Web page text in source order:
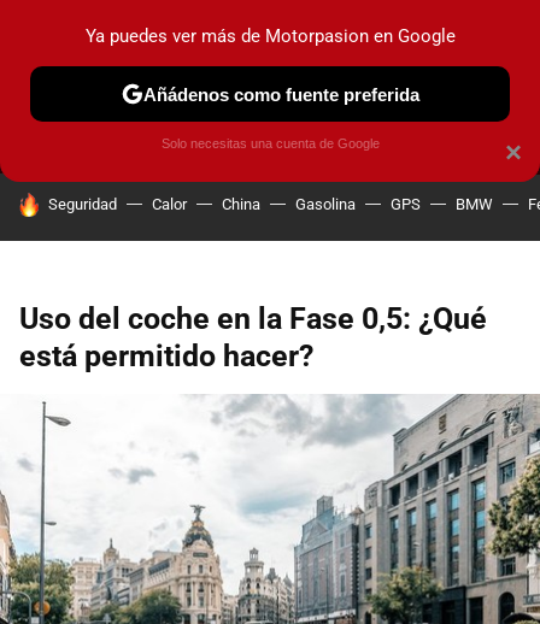
MENÚ NUEVO
COCHES ELÉCTRICOS OBSERVATORIO
HOY SE HABLA DE
Seguridad Calor China Gasolina GPS BMW
Uso del coche en la Fase 0,5: ¿Qué
está permitido hacer?
×
Ya puedes ver más de Motorpasion en Google
Añádenos como fuente preferida
Solo necesitas una cuenta de Google